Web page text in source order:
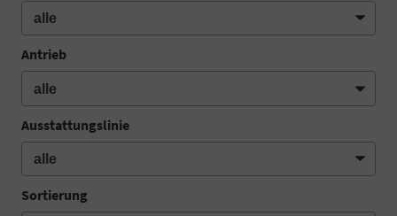
Antrieb
Ausstattungslinie
Sortierung